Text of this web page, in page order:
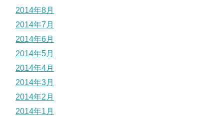
2014年8月
2014年7月
2014年6月
2014年5月
2014年4月
2014年3月
2014年2月
2014年1月